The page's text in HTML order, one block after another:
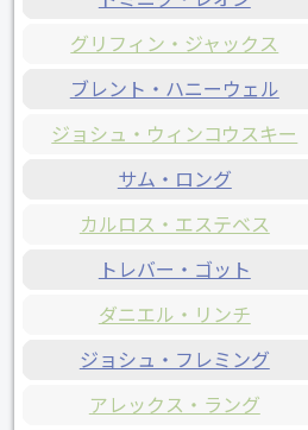
グリフィン・ジャックス
ブレント・ハニーウェル
ジョシュ・ウィンコウスキー
サム・ロング
カルロス・エステベス
トレバー・ゴット
ダニエル・リンチ
ジョシュ・フレミング
アレックス・ラング